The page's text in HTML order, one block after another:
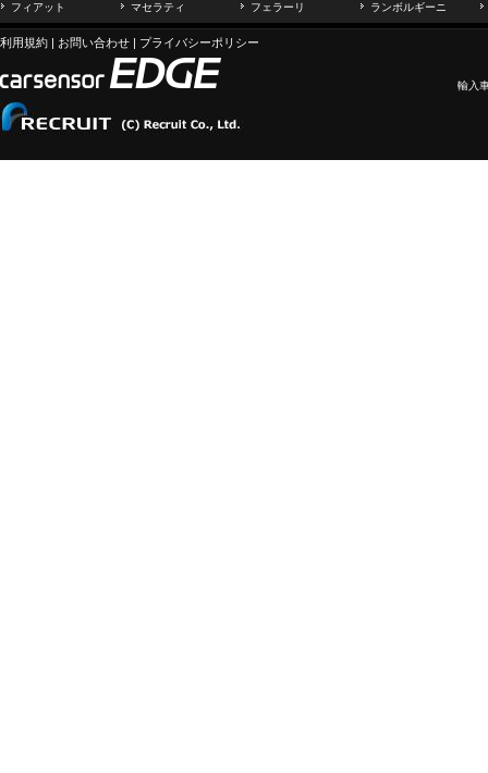
フィアット
マセラティ フェラーリ ランボルギーニ
利用規約 | お問い合わせ | プライバシーポリシー
輸入